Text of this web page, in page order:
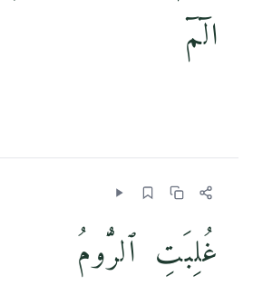
الٓمٓ
غُلِبَتِ ٱلرُّومُ